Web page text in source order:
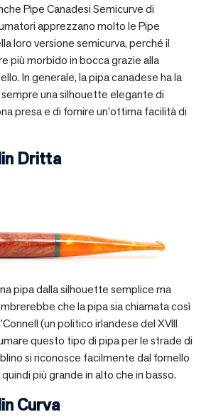
Pipe Canadesi Semicurve di
apprezzano molto le Pipe
loro versione semicurva, perché il
più morbido in bocca grazie alla
In generale, la pipa canadese ha la
una silhouette elegante di
presa e di fornire un’ottima facilità di
Dritta
pipa dalla silhouette semplice ma
che la pipa sia chiamata così
(un politico irlandese del XVIII
questo tipo di pipa per le strade di
si riconosce facilmente dal fornello
più grande in alto che in basso.
Curva